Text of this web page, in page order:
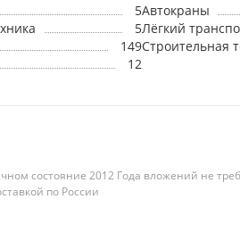
5Автокраны
5Лёгкий
149Строительная
12
состояние 2012 Года вложений не
по России